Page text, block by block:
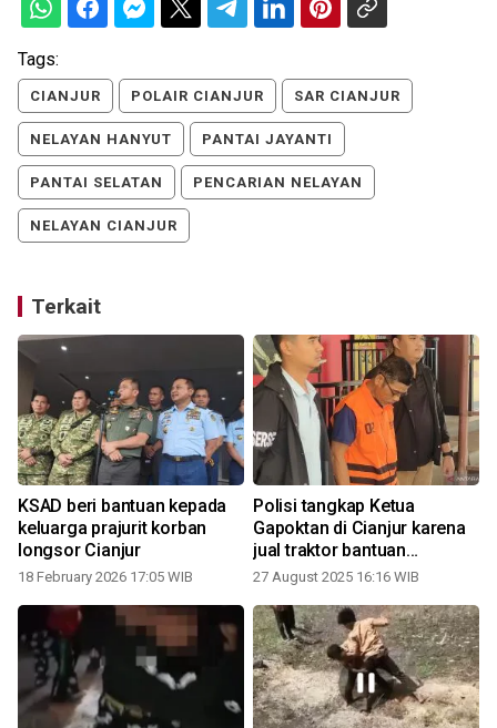
Tags:
CIANJUR POLAIR CIANJUR SAR CIANJUR
NELAYAN HANYUT PANTAI JAYANTI
PANTAI SELATAN PENCARIAN NELAYAN
NELAYAN CIANJUR
Terkait
KSAD beri bantuan kepada
keluarga prajurit korban
longsor Cianjur
18 February 2026 17:05 WIB
Polisi tangkap Ketua
Gapoktan di Cianjur karena
jual traktor bantuan
pemerintah
27 August 2025 16:16 WIB